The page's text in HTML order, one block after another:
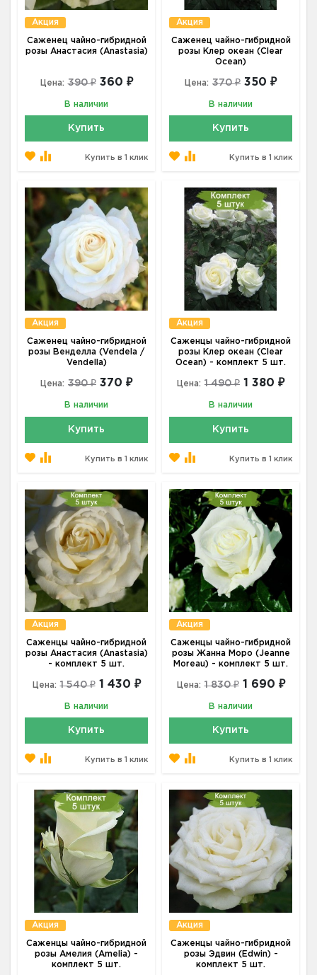
Акция
Саженец чайно-гибридной
розы Анастасия (Anastasia)
Цена: 390 ₽ 360 ₽
В наличии
Купить
Купить в 1 клик
Акция
Саженец чайно-гибридной
розы Клер океан (Clear
Ocean)
Цена: 370 ₽ 350 ₽
В наличии
Купить
Купить в 1 клик
Акция
Саженец чайно-гибридной
розы Венделла (Vendela /
Vendella)
Цена: 390 ₽ 370 ₽
В наличии
Купить
Купить в 1 клик
Акция
Саженцы чайно-гибридной
розы Клер океан (Clear
Ocean) - комплект 5 шт.
Цена: 1 490 ₽ 1 380 ₽
В наличии
Купить
Купить в 1 клик
Акция
Саженцы чайно-гибридной
розы Анастасия (Anastasia)
- комплект 5 шт.
Цена: 1 540 ₽ 1 430 ₽
В наличии
Купить
Купить в 1 клик
Акция
Саженцы чайно-гибридной
розы Жанна Моро (Jeanne
Moreau) - комплект 5 шт.
Цена: 1 830 ₽ 1 690 ₽
В наличии
Купить
Купить в 1 клик
Акция
Саженцы чайно-гибридной
розы Амелия (Amelia) -
комплект 5 шт.
Акция
Саженцы чайно-гибридной
розы Эдвин (Edwin) -
комплект 5 шт.